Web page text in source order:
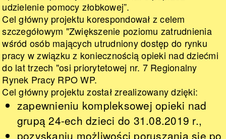
udzielenie pomocy złobkowej”.
Cel główny projektu korespondował z celem
szczegółowym "Zwiększenie poziomu zatrudnienia
wśród osób mających utrudniony dostęp do rynku
pracy w związku z koniecznością opieki nad dziećmi
do lat trzech "osi priorytetowej nr. 7 Regionalny
Rynek Pracy RPO WP.
Cel główny projektu został zrealizowany dzięki:
zapewnieniu kompleksowej opieki nad
grupą 24-ech dzieci do 31.08.2019 r.,
pozyskaniu możliwości poruszania się po